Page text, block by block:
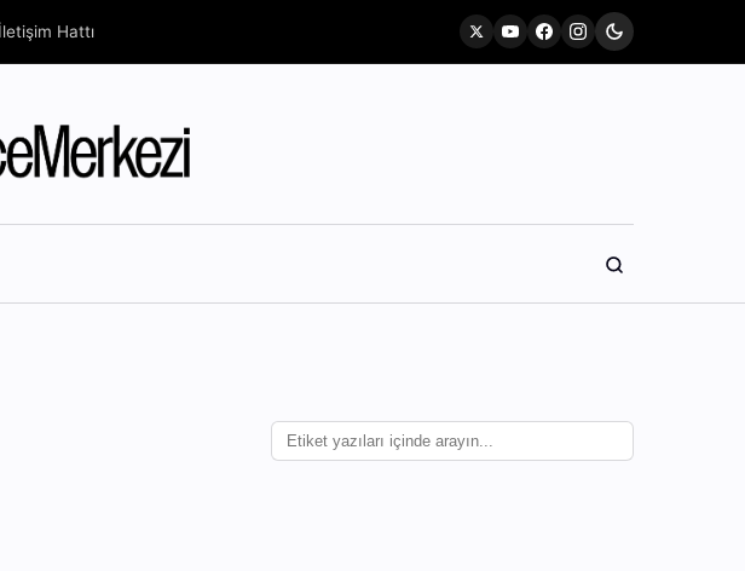
İletişim Hattı